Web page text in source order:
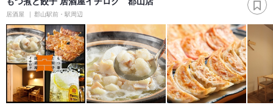
居酒屋 郡山駅前・駅周辺